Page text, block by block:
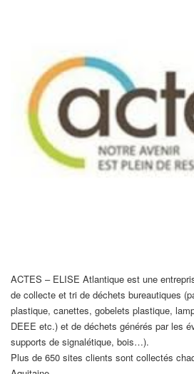
ACTES – ELISE Atlantique est une
de collecte et tri de déchets bureautiques
plastique, canettes, gobelets plastique,
DEEE etc.) et de déchets générés par les
supports de signalétique, bois…).
Plus de 650 sites clients sont collectés